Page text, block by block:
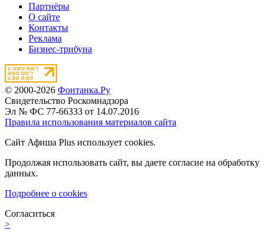
Партнёры
О сайте
Контакты
Реклама
Бизнес-трибуна
© 2000-2026 Фонтанка.Ру
Свидетельство Роскомнадзора
Эл № ФС 77-66333 от 14.07.2016
Правила использования материалов сайта
Сайт Афиша Plus использует cookies.
Продолжая использовать сайт, вы даете согласие на обработку
данных.
Подробнее о cookies
Согласиться
>